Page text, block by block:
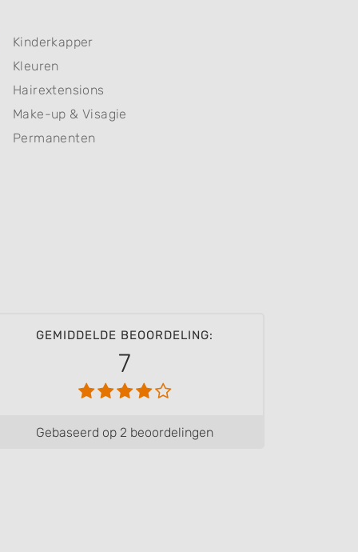
Kinderkapper
Kleuren
Hairextensions
Make-up & Visagie
Permanenten
GEMIDDELDE BEOORDELING:
7
Gebaseerd op 2 beoordelingen